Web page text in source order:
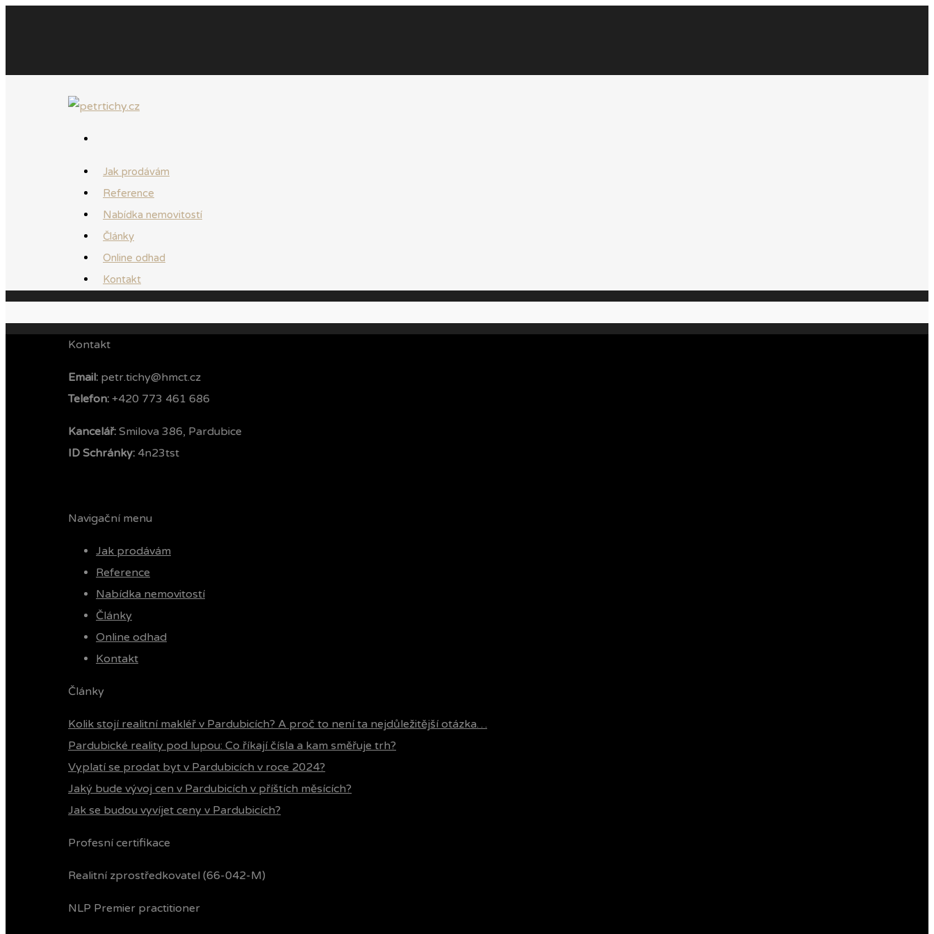
Jak prodávám
Reference
Nabídka nemovitostí
Články
Online odhad
Kontakt
Kontakt
Email: petr.tichy@hmct.cz
Telefon: ‭ +420 773 461 686‬
Kancelář: Smilova 386, Pardubice
ID Schránky: 4n23tst
Navigační menu
Jak prodávám
Reference
Nabídka nemovitostí
Články
Online odhad
Kontakt
Články
Kolik stojí realitní makléř v Pardubicích? A proč to není ta nejdůležitější otázka…
Pardubické reality pod lupou: Co říkají čísla a kam směřuje trh?
Vyplatí se prodat byt v Pardubicích v roce 2024?
Jaký bude vývoj cen v Pardubicích v příštích měsících?
Jak se budou vyvíjet ceny v Pardubicích?
Profesní certifikace
Realitní zprostředkovatel (66-042-M)
NLP Premier practitioner